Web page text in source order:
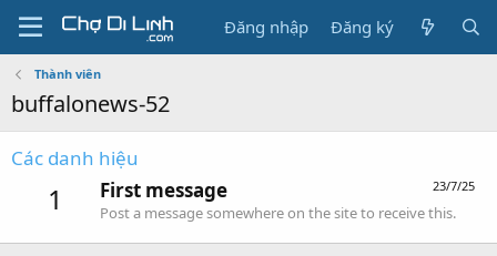
Đăng nhập Đăng ký
Thành viên
buffalonews-52
Các danh hiệu
1 23/7/25
First message
Post a message somewhere on the site to receive this.